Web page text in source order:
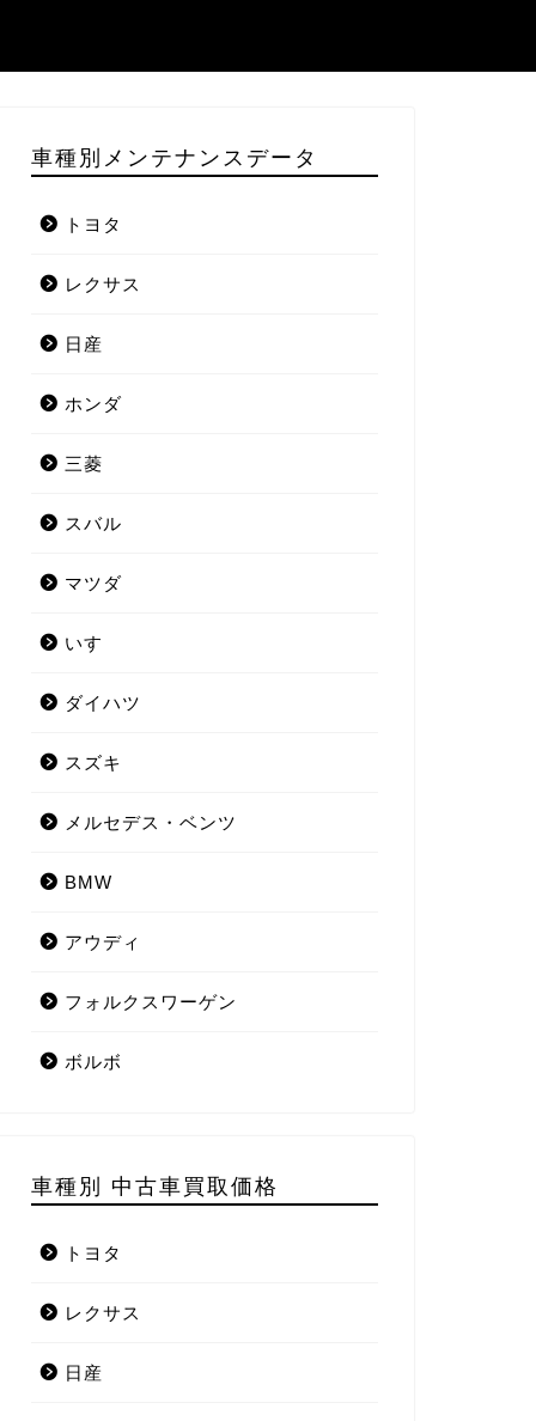
車種別メンテナンスデータ
トヨタ
レクサス
日産
ホンダ
三菱
スバル
マツダ
いすゞ
ダイハツ
スズキ
メルセデス・ベンツ
BMW
アウディ
フォルクスワーゲン
ボルボ
車種別 中古車買取価格
トヨタ
レクサス
日産